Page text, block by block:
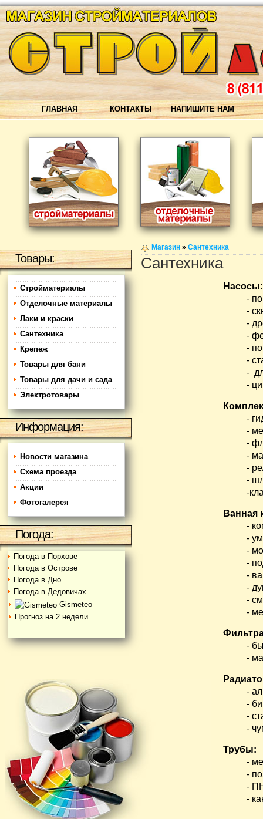
ГЛАВНАЯ КОНТАКТЫ НАПИШИТЕ НАМ
Магазин » Сантехника
Сантехника
Насосы:
-
-
-
-
-
-
- для
-
-
-
-
-
-
-
-
Ванная
-
-
-
-
-
-
-
-
-
-
-
-
-
-
Трубы:
-
-
- ПНД
-
Товары:
Стройматериалы
Отделочные материалы
Лаки и краски
Сантехника
Крепеж
Товары для бани
Товары для дачи и сада
Электротовары
Информация:
Новости магазина
Схема проезда
Акции
Фотогалерея
Погода:
Погода в Порхове
Погода в Острове
Погода в Дно
Погода в Дедовичах
Gismeteo
Прогноз на 2 недели